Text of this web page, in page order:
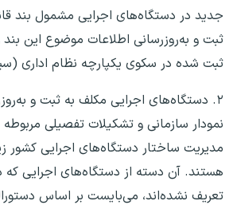
جدید در دستگاه‌های اجرایی مشمول بند
ثبت و به‌روزرسانی اطلاعات موضوع این بند
ثبت شده در سکوی یکپارچه نظام اداری
۲. دستگاه‌های اجرایی مکلف به ثبت و
نمودار سازمانی و تشکیلات تفصیلی
مدیریت ساختار دستگاه‌های اجرایی کشور
هستند. آن دسته از دستگاه‌های اجرایی که
تعریف نشده‌اند، می‌بایست بر اساس